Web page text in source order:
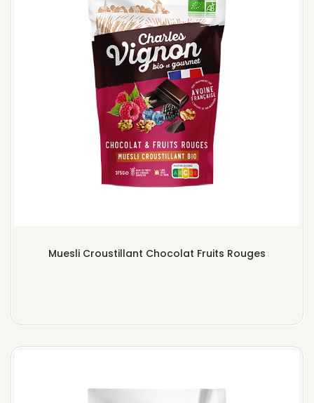
Muesli Croustillant Chocolat Fruits Rouges